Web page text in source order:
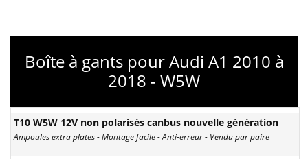
Boîte à gants pour Audi A1 2010 à
2018 - W5W
T10 W5W 12V non polarisés canbus nouvelle génération
Ampoules extra plates - Montage facile - Anti-erreur - Vendu par paire